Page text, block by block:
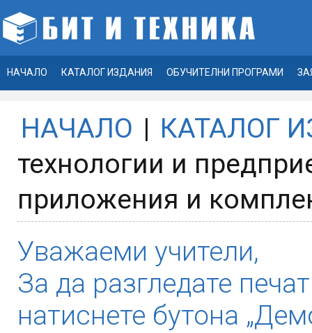
НАЧАЛО КАТАЛОГ ИЗДАНИЯ ОБУЧИТЕЛНИ ПРОГРАМИ
НАЧАЛО | КАТАЛОГ
технологии и
приложения и
Уважаеми учители,
За да разгледате
натиснете бутона